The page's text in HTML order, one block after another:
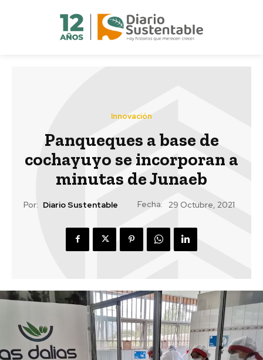
Innovación
Panqueques a base de
cochayuyo se incorporan a
minutas de Junaeb
Por: Diario Sustentable Fecha: 29 Octubre, 2021